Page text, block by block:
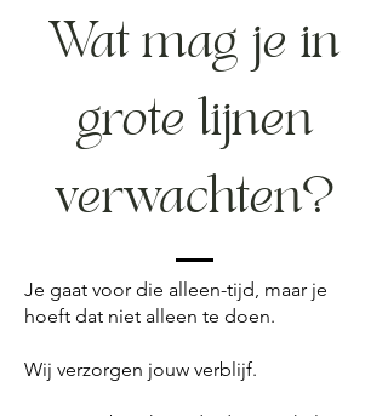
Wat mag je in
grote lijnen
verwachten?
Je gaat voor die alleen-tijd, maar je
hoeft dat niet alleen te doen.
Wij verzorgen jouw verblijf.